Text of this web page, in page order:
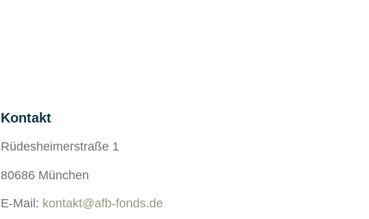
Kontakt
Rüdesheimerstraße 1
80686 München
E-Mail: kontakt@afb-fonds.de